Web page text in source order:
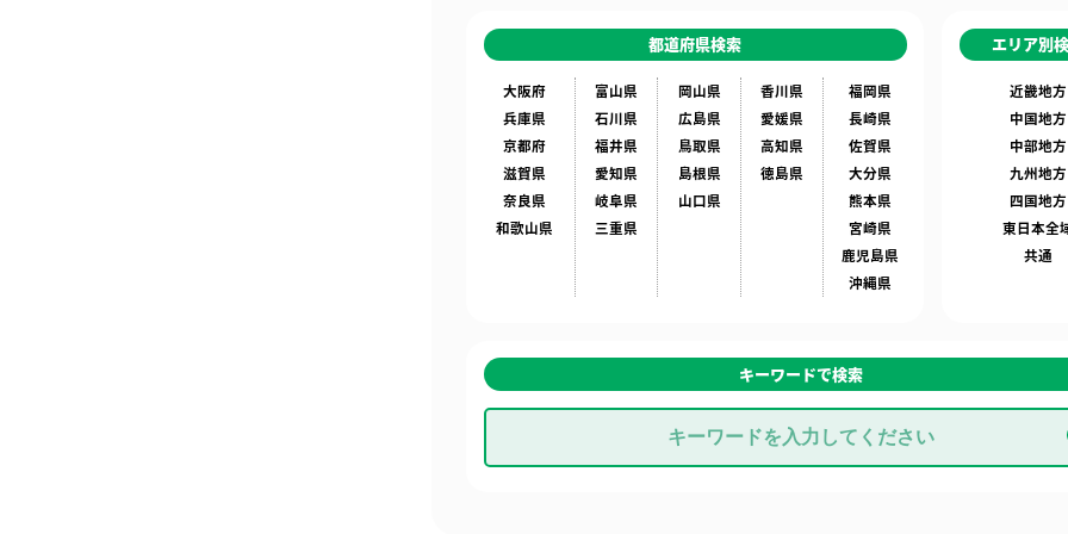
都道府県検索
大阪府
兵庫県
京都府
滋賀県
奈良県
和歌山県
富山県
石川県
福井県
愛知県
岐阜県
三重県
岡山県
広島県
鳥取県
島根県
山口県
香川県
愛媛県
高知県
徳島県
福岡県
長崎県
佐賀県
大分県
熊本県
宮崎県
鹿児島県
沖縄県
エリア別
近畿地方
中国地方
中部地方
九州地方
四国地方
東日本全
共通
キーワードで検索